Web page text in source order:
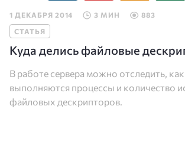
1 ДЕКАБРЯ 2014 3 МИН
883
СТАТЬЯ
Куда делись файловые
В работе сервера можно отследить,
выполняются процессы и количество
файловых дескрипторов.